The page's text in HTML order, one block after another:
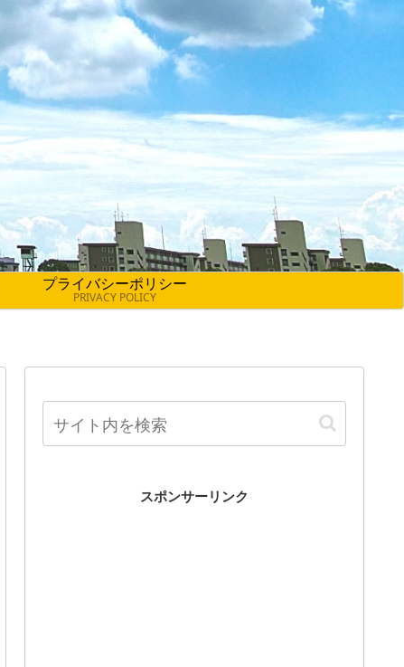
プライバシーポリシー
PRIVACY POLICY
スポンサーリンク